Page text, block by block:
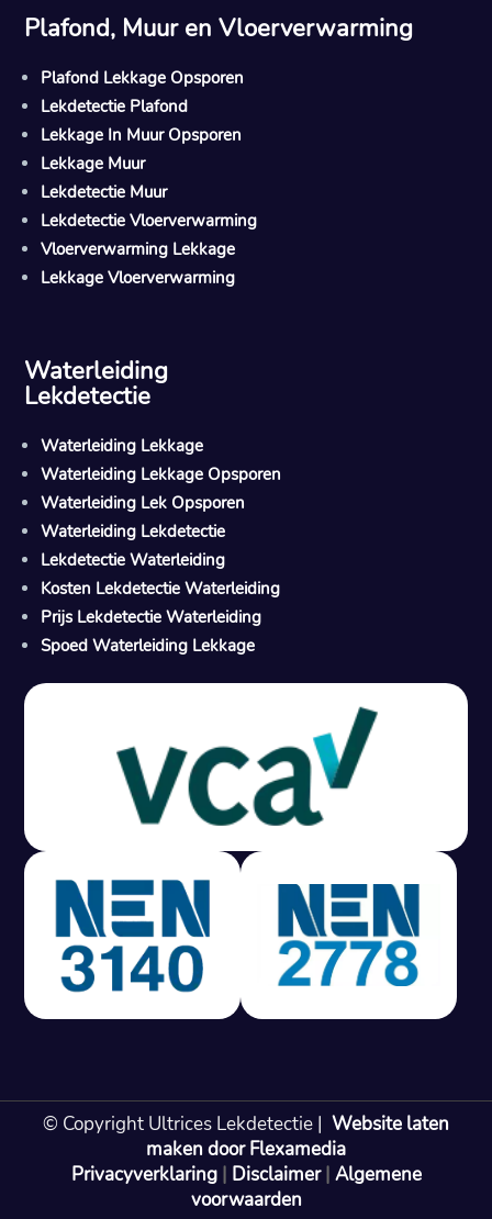
M
Gratis offerte in 24 uur
Geen lekkage? Geen betaling.
Vast tarief van € 395,- exc btw.
Rapport binnen 3 werkdagen.
100% RIsicovrij.
Vaak vergoed door verzekeraar.
Gratis offerte in 24 uur
Bel: 085 080 55 42
Plafond, Muur en Vloerverwarming
Plafond Lekkage Opsporen
Lekdetectie Plafond
Lekkage In Muur Opsporen
Lekkage Muur
Lekdetectie Muur
Lekdetectie Vloerverwarming
Vloerverwarming Lekkage
Lekkage Vloerverwarming
Waterleiding
Lekdetectie
Waterleiding Lekkage
Waterleiding Lekkage Opsporen
Waterleiding Lek Opsporen
Waterleiding Lekdetectie
Lekdetectie Waterleiding
Kosten Lekdetectie Waterleiding
Prijs Lekdetectie Waterleiding
Spoed Waterleiding Lekkage
© Copyright Ultrices Lekdetectie | Website laten
maken door Flexamedia
Privacyverklaring| Disclaimer| Algemene
voorwaarden